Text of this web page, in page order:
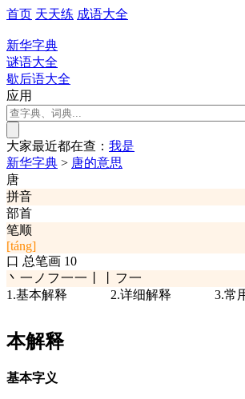
首页 天天练 成语大全
新华字典
谜语大全
歇后语大全
应用
大家最近都在查： 我是
新华字典 > 唐的意思
唐
拼音
部首
笔顺
[táng]
口 总笔画 10
丶一ノフ一一丨丨フ一
1.基本解释
2.详细解释 3.常
本解释
基本字义